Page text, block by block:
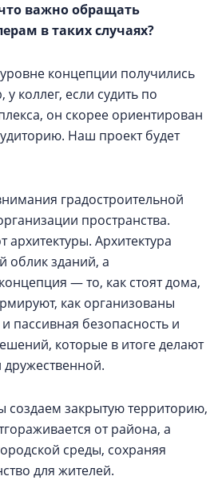
важно обращать
в таких случаях?
концепции получились
коллег, если судить по
он скорее ориентирован
Наш проект будет
градостроительной
пространства.
архитектуры. Архитектура
облик зданий, а
— то, как стоят дома,
как организованы
пассивная безопасность и
которые в итоге делают
создаем закрытую территорию,
от района, а
среды, сохраняя
для жителей.